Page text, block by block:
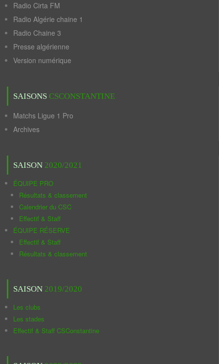
Radio Cirta FM
Radio Algérie chaine 1
Radio Chaine 3
Presse algérienne
Version numérique
SAISONS CSCONSTANTINE
Matchs Ligue 1 Pro
Archives
SAISON 2020/2021
ÉQUIPE PRO
Résultats & classement
Calendrier du CSC
Effectif & Staff
ÉQUIPE RÉSERVE
Effectif & Staff
Résultats & classement
SAISON 2019/2020
Les clubs
Les stades
Effectif & Staff CSConstantine